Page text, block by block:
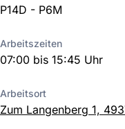
P14D - P6M
Arbeitszeiten
07:00 bis 15:45 Uhr
Arbeitsort
Zum Langenberg 1,